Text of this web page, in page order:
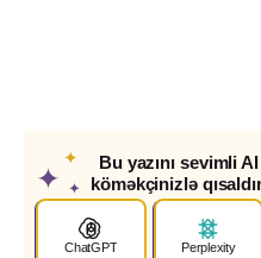
✦
✦
✦
Bu yazını sevimli AI
köməkçinizlə
ChatGPT Perplexity